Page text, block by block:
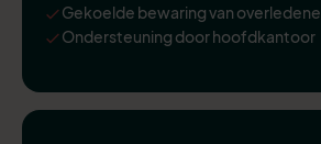
Gekoelde bewaring van overledene
Ondersteuning door hoofdkantoor